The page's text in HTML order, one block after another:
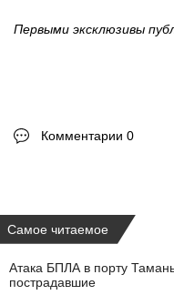
Первыми эксклюзивы
Комментарии 0
Самое читаемое
Атака БПЛА в порту
пострадавшие